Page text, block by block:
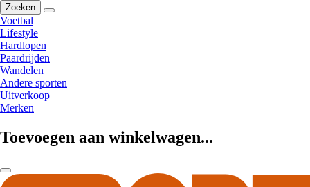
Zoeken
Voetbal
Lifestyle
Hardlopen
Paardrijden
Wandelen
Andere sporten
Uitverkoop
Merken
Toevoegen aan winkelwagen...